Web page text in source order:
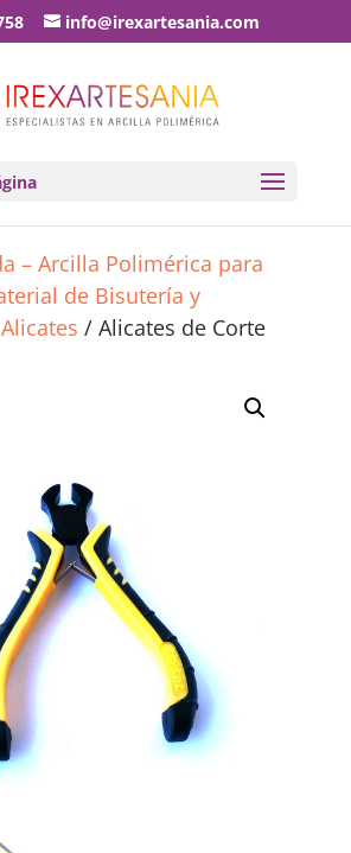
info@irexartesania.com
– Arcilla Polimérica para
de Bisutería y
Alicates / Alicates de Corte